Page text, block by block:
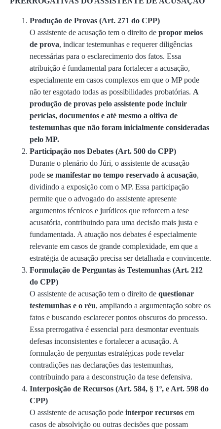
Produção de Provas (Art. 271 do CPP)
O assistente de acusação tem o direito de propor meios
de prova, indicar testemunhas e requerer diligências
necessárias para o esclarecimento dos fatos. Essa
atribuição é fundamental para fortalecer a acusação,
especialmente em casos complexos em que o MP pode
não ter esgotado todas as possibilidades probatórias. A
produção de provas pelo assistente pode incluir
perícias, documentos e até mesmo a oitiva de
testemunhas que não foram inicialmente consideradas
pelo MP.
Participação nos Debates (Art. 500 do CPP)
Durante o plenário do Júri, o assistente de acusação
pode se manifestar no tempo reservado à acusação,
dividindo a exposição com o MP. Essa participação
permite que o advogado do assistente apresente
argumentos técnicos e jurídicos que reforcem a tese
acusatória, contribuindo para uma decisão mais justa e
fundamentada. A atuação nos debates é especialmente
relevante em casos de grande complexidade, em que a
estratégia de acusação precisa ser detalhada e convincente.
Formulação de Perguntas às Testemunhas (Art. 212
do CPP)
O assistente de acusação tem o direito de questionar
testemunhas e o réu, ampliando a argumentação sobre os
fatos e buscando esclarecer pontos obscuros do processo.
Essa prerrogativa é essencial para desmontar eventuais
defesas inconsistentes e fortalecer a acusação. A
formulação de perguntas estratégicas pode revelar
contradições nas declarações das testemunhas,
contribuindo para a desconstrução da tese defensiva.
Interposição de Recursos (Art. 584, § 1º, e Art. 598 do
CPP)
O assistente de acusação pode interpor recursos em
casos de absolvição ou outras decisões que possam